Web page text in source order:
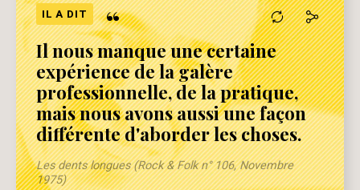
IL A DIT “
Il nous manque une certaine
expérience de la galère
professionnelle, de la pratique,
mais nous avons aussi une façon
différente d'aborder les choses.
Les dents longues (Rock & Folk n° 106, Novembre
1975)